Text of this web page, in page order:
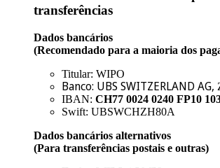
transferências
Dados bancários
(Recomendado para a maioria dos
Titular: WIPO
Banco: UBS SWITZERLAND AG,
IBAN: CH77 0024 0240 FP10
Swift: UBSWCHZH80A
Dados bancários alternativos
(Para transferências postais e outras)